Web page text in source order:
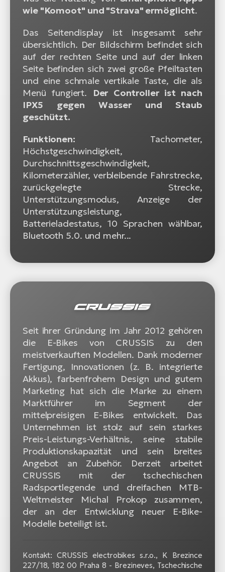
wie "Komoot" und "Strava" ermöglicht.
Das Seitendisplay ist insgesamt sehr
übersichtlich. Der Bildschirm befindet sich
auf der rechten Seite und auf der linken
Seite befinden sich zwei große Pfeiltasten
und eine schmale vertikale Taste, die als
Menü fungiert.
Der Controller ist nach
IPX5 gegen Wasser und Staub
geschützt.
Funktionen: Tachometer,
Höchstgeschwindigkeit,
Durchschnittsgeschwindigkeit,
Kilometerzähler, verbleibende Fahrstrecke,
zurückgelegte Strecke,
Unterstützungsmodus, Anzeige der
Unterstützungsleistung,
Batterieladestatus, 10 Sprachen wählbar,
Bluetooth 5.0. und mehr...
Seit ihrer Gründung im Jahr 2012 gehören
die E-Bikes von CRUSSIS zu den
meistverkauften Modellen. Dank moderner
Fertigung, Innovationen (z. B. integrierte
Akkus), farbenfrohem Design und gutem
Marketing hat sich die Marke zu einem
Marktführer im Segment der
mittelpreisigen E-Bikes entwickelt. Das
Unternehmen ist stolz auf sein starkes
Preis-Leistungs-Verhältnis, seine stabile
Produktionskapazität und sein breites
Angebot an Zubehör. Derzeit arbeitet
CRUSSIS mit der tschechischen
Radsportlegende und dreifachen MTB-
Weltmeister Michal Prokop zusammen,
der an der Entwicklung neuer E-Bike-
Modelle beteiligt ist.
Kontakt: CRUSSIS electrobikes s.r.o., K Brezince
227/18, 182 00 Praha 8 - Brezineves, Tschechische